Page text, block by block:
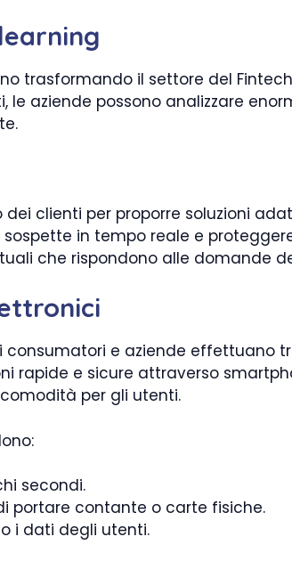
trasformando il settore del
le aziende possono analizzare
clienti per proporre soluzioni
in tempo reale e
che rispondono alle domande
e aziende effettuano
rapide e sicure attraverso
per gli utenti.
secondi.
portare contante o carte fisiche.
i dati degli utenti.